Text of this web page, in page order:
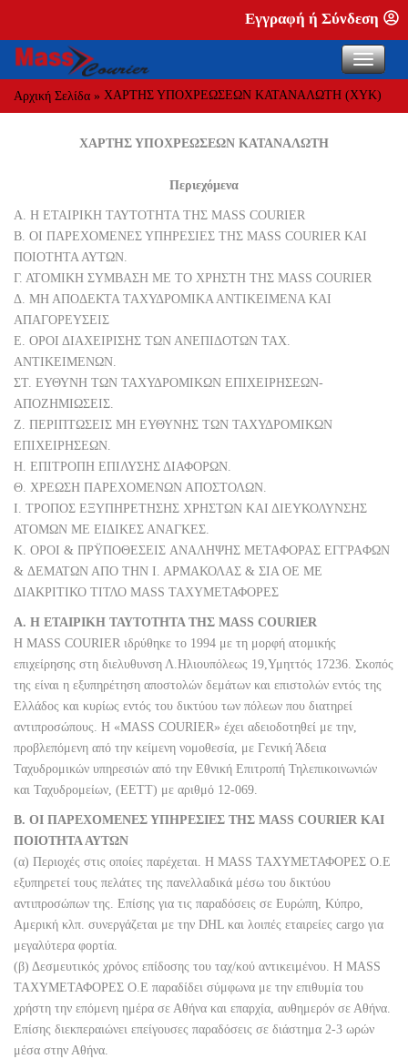
Εγγραφή ή Σύνδεση
Αρχική Σελίδα » ΧΑΡΤΗΣ ΥΠΟΧΡΕΩΣΕΩΝ ΚΑΤΑΝΑΛΩΤΗ (ΧΥΚ)
ΧΑΡΤΗΣ ΥΠΟΧΡΕΩΣΕΩΝ ΚΑΤΑΝΑΛΩΤΗ
Περιεχόμενα
Α. Η ΕΤΑΙΡΙΚΗ ΤΑΥΤΟΤΗΤΑ ΤΗΣ MASS COURIER
Β. ΟΙ ΠΑΡΕΧΟΜΕΝΕΣ ΥΠΗΡΕΣΙΕΣ ΤΗΣ MASS COURIER ΚΑΙ
ΠΟΙΟΤΗΤΑ ΑΥΤΩΝ.
Γ. ΑΤΟΜΙΚΗ ΣΥΜΒΑΣΗ ΜΕ ΤΟ ΧΡΗΣΤΗ ΤΗΣ MASS COURIER
Δ. ΜΗ ΑΠΟΔΕΚΤΑ ΤΑΧΥΔΡΟΜΙΚΑ ΑΝΤΙΚΕΙΜΕΝΑ ΚΑΙ
ΑΠΑΓΟΡΕΥΣΕΙΣ
Ε. ΟΡΟΙ ΔΙΑΧΕΙΡΙΣΗΣ ΤΩΝ ΑΝΕΠΙΔΟΤΩΝ ΤΑΧ.
ΑΝΤΙΚΕΙΜΕΝΩΝ.
ΣΤ. ΕΥΘΥΝΗ ΤΩΝ ΤΑΧΥΔΡΟΜΙΚΩΝ ΕΠΙΧΕΙΡΗΣΕΩΝ-
ΑΠΟΖΗΜΙΩΣΕΙΣ.
Ζ. ΠΕΡΙΠΤΩΣΕΙΣ ΜΗ ΕΥΘΥΝΗΣ ΤΩΝ ΤΑΧΥΔΡΟΜΙΚΩΝ
ΕΠΙΧΕΙΡΗΣΕΩΝ.
Η. ΕΠΙΤΡΟΠΗ ΕΠΙΛΥΣΗΣ ΔΙΑΦΟΡΩΝ.
Θ. ΧΡΕΩΣΗ ΠΑΡΕΧΟΜΕΝΩΝ ΑΠΟΣΤΟΛΩΝ.
Ι. ΤΡΟΠΟΣ ΕΞΥΠΗΡΕΤΗΣΗΣ ΧΡΗΣΤΩΝ ΚΑΙ ΔΙΕΥΚΟΛΥΝΣΗΣ
ΑΤΟΜΩΝ ΜΕ ΕΙΔΙΚΕΣ ΑΝΑΓΚΕΣ.
Κ. OPOI & ΠΡΫΠΟΘΕΣΕΙΣ ANAΛHΨHΣ METAΦOPAΣ EΓΓPAΦΩN
& ΔEMATΩN AΠO THΝ Ι. ΑΡΜΑΚΟΛΑΣ & ΣΙΑ ΟΕ ΜΕ
ΔΙΑΚΡΙΤΙΚΟ ΤΙΤΛΟ MASS TAXYΜΕΤΑΦΟΡΕΣ
Α. Η ΕΤΑΙΡΙΚΗ ΤΑΥΤΟΤΗΤΑ ΤΗΣ MASS COURIER
Η MASS COURIER ιδρύθηκε το 1994 με τη μορφή ατομικής
επιχείρησης στη διελυθυνση Λ.Ηλιουπόλεως 19,Υμηττός 17236. Σκοπός
της είναι η εξυπηρέτηση αποστολών δεμάτων και επιστολών εντός της
Ελλάδος και κυρίως εντός του δικτύου των πόλεων που διατηρεί
αντιπροσώπους. Η «MASS COURIER» έχει αδειοδοτηθεί με την,
προβλεπόμενη από την κείμενη νομοθεσία, με Γενική Άδεια
Ταχυδρομικών υπηρεσιών από την Εθνική Επιτροπή Τηλεπικοινωνιών
και Ταχυδρομείων, (ΕΕΤΤ) με αριθμό 12-069.
Β. ΟΙ ΠΑΡΕΧΟΜΕΝΕΣ ΥΠΗΡΕΣΙΕΣ ΤΗΣ MASS COURIER ΚΑΙ
ΠΟΙΟΤΗΤΑ ΑΥΤΩΝ
(α) Περιοχές στις οποίες παρέχεται. Η MASS ΤΑΧΥΜΕΤΑΦΟΡΕΣ Ο.Ε
εξυπηρετεί τους πελάτες της πανελλαδικά μέσω του δικτύου
αντιπροσώπων της. Επίσης για τις παραδόσεις σε Ευρώπη, Κύπρο,
Αμερική κλπ. συνεργάζεται με την DHL και λοιπές εταιρείες cargo για
μεγαλύτερα φορτία.
(β) Δεσμευτικός χρόνος επίδοσης του ταχ/κού αντικειμένου. Η MASS
ΤΑΧΥΜΕΤΑΦΟΡΕΣ Ο.Ε παραδίδει σύμφωνα με την επιθυμία του
χρήστη την επόμενη ημέρα σε Αθήνα και επαρχία, αυθημερόν σε Αθήνα.
Επίσης διεκπεραιώνει επείγουσες παραδόσεις σε διάστημα 2-3 ωρών
μέσα στην Αθήνα.